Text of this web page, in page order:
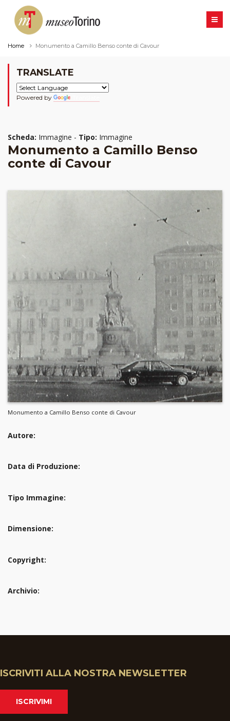
Home Monumento a Camillo Benso conte di Cavour
TRANSLATE
Powered by
Scheda: Immagine - Tipo: Immagine
Monumento a Camillo Benso
conte di Cavour
Monumento a Camillo Benso conte di Cavour
Autore:
Data di Produzione:
Tipo Immagine:
Dimensione:
Copyright:
Archivio:
ISCRIVITI ALLA NOSTRA NEWSLETTER
ISCRIVIMI